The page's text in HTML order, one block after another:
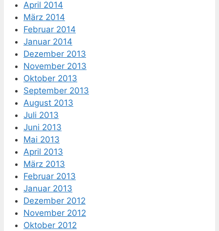
April 2014
März 2014
Februar 2014
Januar 2014
Dezember 2013
November 2013
Oktober 2013
September 2013
August 2013
Juli 2013
Juni 2013
Mai 2013
April 2013
März 2013
Februar 2013
Januar 2013
Dezember 2012
November 2012
Oktober 2012